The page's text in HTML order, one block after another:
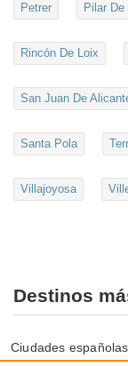
Petrer Pilar De
Rincón De Loix
San Juan De
Santa Pola
Villajoyosa
Destinos
Ciudades españolas